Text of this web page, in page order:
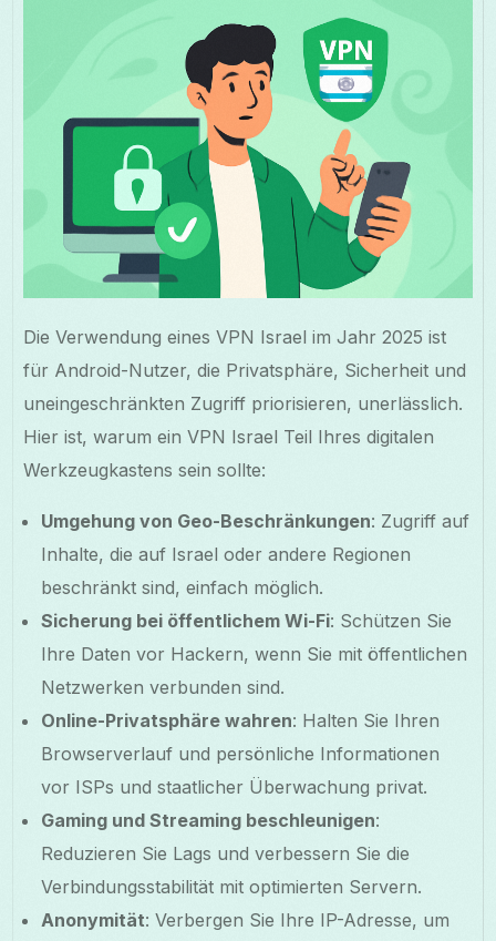
Die Verwendung eines VPN Israel im Jahr 2025 ist
für Android-Nutzer, die Privatsphäre, Sicherheit und
uneingeschränkten Zugriff priorisieren, unerlässlich.
Hier ist, warum ein VPN Israel Teil Ihres digitalen
Werkzeugkastens sein sollte:
Umgehung von Geo-Beschränkungen: Zugriff auf
Inhalte, die auf Israel oder andere Regionen
beschränkt sind, einfach möglich.
Sicherung bei öffentlichem Wi-Fi: Schützen Sie
Ihre Daten vor Hackern, wenn Sie mit öffentlichen
Netzwerken verbunden sind.
Online-Privatsphäre wahren: Halten Sie Ihren
Browserverlauf und persönliche Informationen
vor ISPs und staatlicher Überwachung privat.
Gaming und Streaming beschleunigen:
Reduzieren Sie Lags und verbessern Sie die
Verbindungsstabilität mit optimierten Servern.
Anonymität: Verbergen Sie Ihre IP-Adresse, um